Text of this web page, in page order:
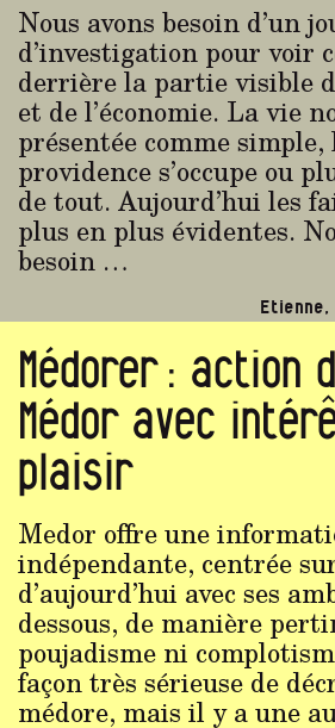
Nous avons besoin d’un
d’investigation pour voir
derrière la partie visible
et de l’économie. La vie
présentée comme simple,
providence s’occupe ou
de tout. Aujourd’hui les
plus en plus évidentes.
besoin …
Médorer : action
Médor avec
plaisir
Medor offre une
indépendante, centrée
d’aujourd’hui avec ses
dessous, de manière
poujadisme ni
façon très sérieuse de
médore, mais il y a une